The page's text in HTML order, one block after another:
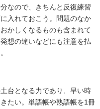
なので、きちんと反復練習
入れておこう。問題のなか
かしくなるものも含まれて
想の違いなどにも注意を払
台となる力であり、早い時
たい。単語帳や熟語帳を1冊